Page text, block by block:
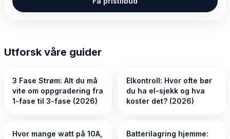
Utforsk våre guider
3 Fase Strøm: Alt du må
vite om oppgradering fra
1-fase til 3-fase (2026)
Elkontroll: Hvor ofte bør
du ha el-sjekk og hva
koster det? (2026)
Hvor mange watt på 10A,
Batterilagring hjemme: